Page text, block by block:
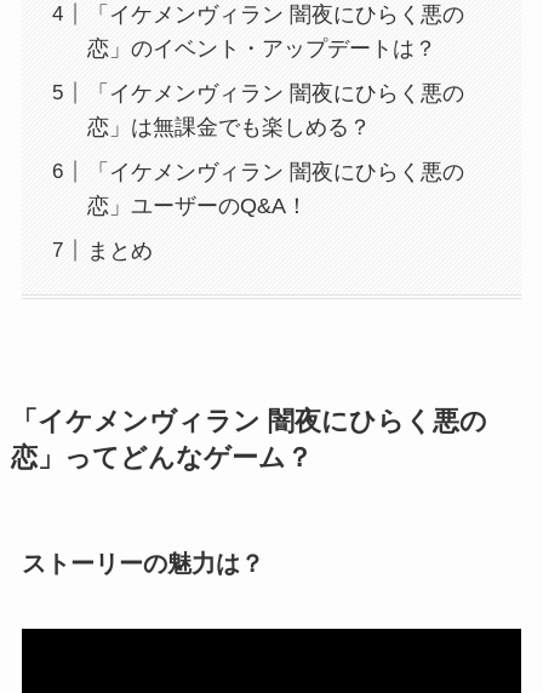
「イケメンヴィラン 闇夜にひらく悪の
恋」のイベント・アップデートは？
「イケメンヴィラン 闇夜にひらく悪の
恋」は無課金でも楽しめる？
「イケメンヴィラン 闇夜にひらく悪の
恋」ユーザーのQ&A！
まとめ
「イケメンヴィラン 闇夜にひらく悪の
恋」ってどんなゲーム？
ストーリーの魅力は？